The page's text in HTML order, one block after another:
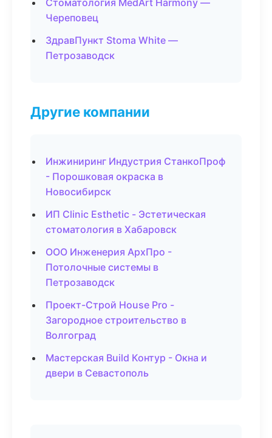
Стоматология MedArt Harmony —
Череповец
ЗдравПункт Stoma White —
Петрозаводск
Другие компании
Инжиниринг Индустрия СтанкоПроф
- Порошковая окраска в
Новосибирск
ИП Clinic Esthetic - Эстетическая
стоматология в Хабаровск
ООО Инженерия АрхПро -
Потолочные системы в
Петрозаводск
Проект-Строй House Pro -
Загородное строительство в
Волгоград
Мастерская Build Контур - Окна и
двери в Севастополь